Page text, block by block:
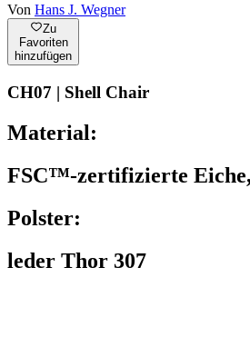
Von Hans J. Wegner
Zu
Favoriten
hinzufügen
CH07 | Shell Chair
Material:
FSC™-zertifizierte
Polster:
leder Thor 307